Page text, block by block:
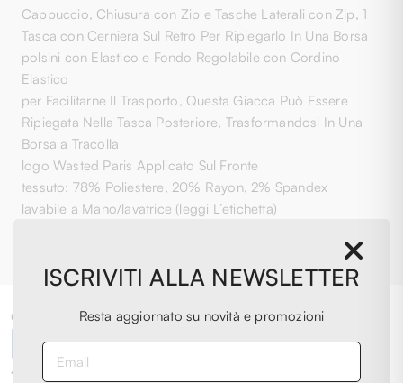
ISCRIVITI ALLA NEWSLETTER
Resta aggiornato su novità e promozioni
Cappuccio, Chiusura con Zip e Tasche Laterali con Zip, 1
Tasca con Cerniera Sul Retro Per Ripiegarlo In Una Borsa
polsini con Elastico e Fondo Regolabile con Cordino
Elastico
per Facilitarne Il Trasporto, Questa Giacca Può Essere
Ripiegata Nella Tasca Posteriore, Trasformandosi In Una
Borsa a Tracolla
logo Wasted Paris Applicato Sul Fronte
tessuto: 78% Poliestere, 20% Rayon, 2% Spandex
lavabile a Mano/lavatrice (leggi L’etichetta)
Ottimo
4,0